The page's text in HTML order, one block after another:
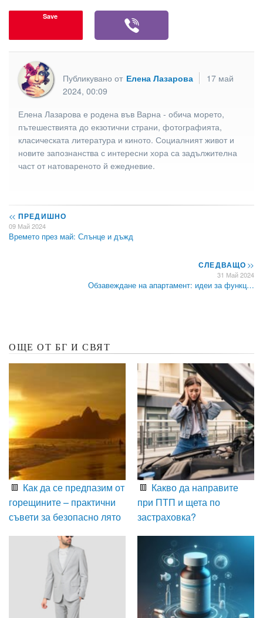
Save
Публикувано от Елена Лазарова
17 май
2024, 00:09
Елена Лазарова е родена във Варна - обича морето,
пътешествията до екзотични страни, фотографията,
класическата литература и киното. Социалният живот и
новите запознанства с интересни хора са задължителна
част от натовареното й ежедневие.
<< ПРЕДИШНО
09 Май 2024
Времето през май: Слънце и дъжд
СЛЕДВАЩО>>
31 Май 2024
Обзавеждане на апартамент: идеи за функц…
ОЩЕ ОТ БГ И СВЯТ
Как да се предпазим от
горещините – практични
съвети за безопасно лято
Какво да направите
при ПТП и щета по
застраховка?